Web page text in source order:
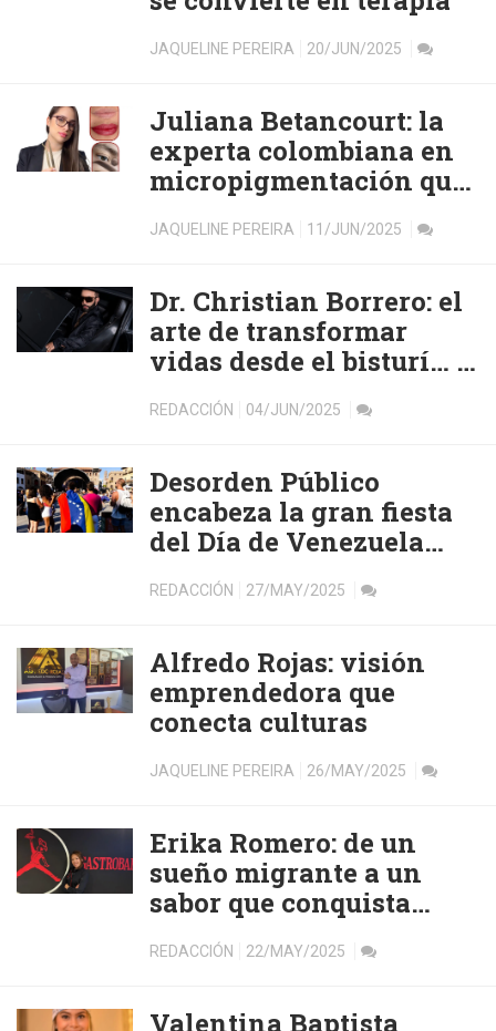
JAQUELINE PEREIRA 20/JUN/2025
Juliana Betancourt: la
experta colombiana en
micropigmentación que
desde Sabadell
JAQUELINE PEREIRA 11/JUN/2025
Dr. Christian Borrero: el
arte de transformar
vidas desde el bisturí… y
el corazón
REDACCIÓN 04/JUN/2025
Desorden Público
encabeza la gran fiesta
del Día de Venezuela
2025 en el corazón de
Barcelona
REDACCIÓN 27/MAY/2025
Alfredo Rojas: visión
emprendedora que
conecta culturas
JAQUELINE PEREIRA 26/MAY/2025
Erika Romero: de un
sueño migrante a un
sabor que conquista
Barcelona
REDACCIÓN 22/MAY/2025
Valentina Baptista